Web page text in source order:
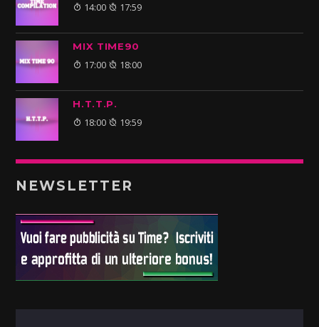
14:00 17:59
MIX TIME90
17:00 18:00
H.T.T.P.
18:00 19:59
NEWSLETTER